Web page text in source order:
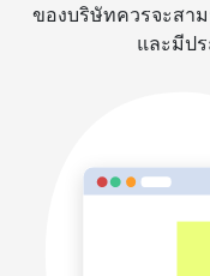
ของบริษัทควรจะสา
และมีป